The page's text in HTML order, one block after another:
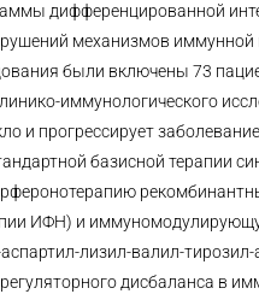
дифференцированной
механизмов иммунной
были включены 73
иммунологического
и прогрессирует
базисной терапии
ИФН) и
лизил-валил-
дисбаланса в